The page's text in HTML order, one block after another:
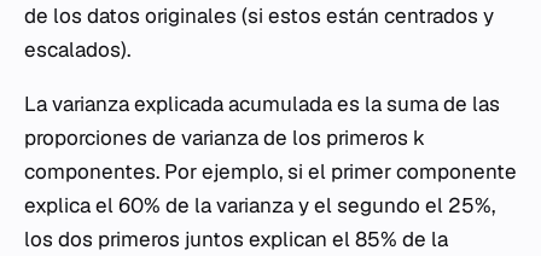
de los datos originales (si estos están centrados y
escalados).
La varianza explicada acumulada es la suma de las
proporciones de varianza de los primeros k
componentes. Por ejemplo, si el primer componente
explica el 60% de la varianza y el segundo el 25%,
los dos primeros juntos explican el 85% de la